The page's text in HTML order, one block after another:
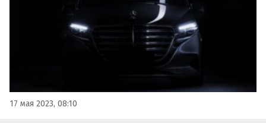
17 мая 2023, 08:10